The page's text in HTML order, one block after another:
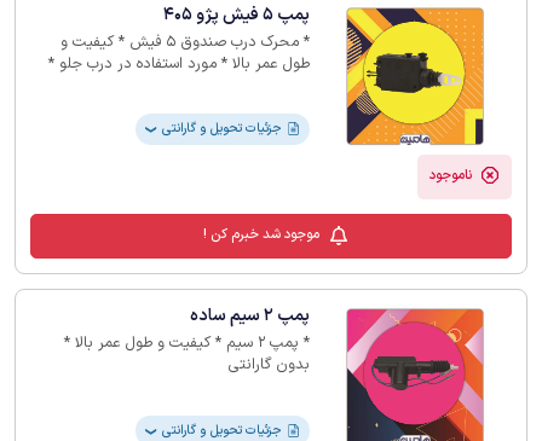
پمپ 5 فیش پژو 405
* محرک درب صندوق 5 فیش * کیفیت و
طول عمر بالا * مورد استفاده در درب جلو *
جزئیات تحویل و گارانتی ❯
ناموجود
موجود شد خبرم کن !
پمپ 2 سیم ساده
* پمپ 2 سیم * کیفیت و طول عمر بالا *
بدون گارانتی
جزئیات تحویل و گارانتی ❯